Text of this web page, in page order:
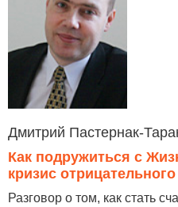
Дмитрий Пастернак-
Как подружиться с
кризис
Разговор о том, как стать